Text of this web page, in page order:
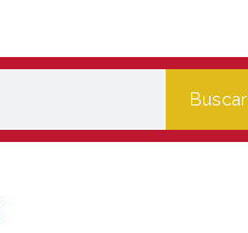
Buscar